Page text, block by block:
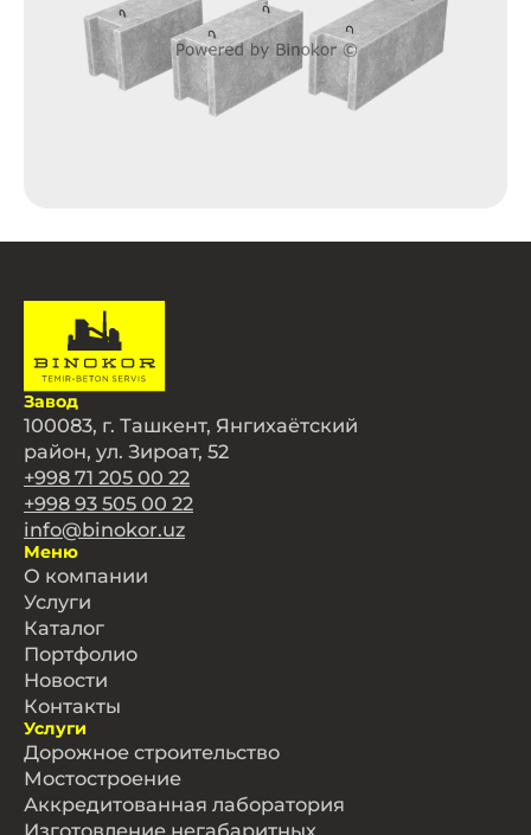
Завод
100083, г. Ташкент, Янгихаётский
район, ул. Зироат, 52
+998 71 205 00 22
+998 93 505 00 22
info@binokor.uz
Меню
О компании
Услуги
Каталог
Портфолио
Новости
Контакты
Услуги
Дорожное строительство
Мостостроение
Аккредитованная лаборатория
Изготовление негабаритных